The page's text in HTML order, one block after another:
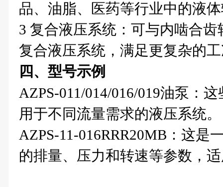
品、油脂、医药等行业中的液
3 ‌复合液压系统‌：可与内啮合
复合液压系统，满足更复杂的
四、型号示例
AZPS-011/014/016/019油泵‌：
用于不同流量需求的液压系统。
AZPS-11-016RRR20MB‌：这是
的排量、压力和转速等参数，